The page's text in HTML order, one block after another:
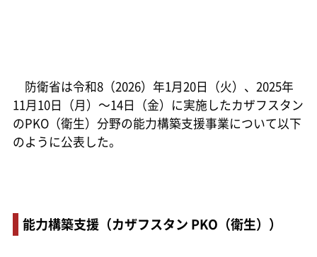
防衛省は令和8（2026）年1月20日（火）、2025年
11月10日（月）～14日（金）に実施したカザフスタン
のPKO（衛生）分野の能力構築支援事業について以下
のように公表した。
能力構築支援（カザフスタン PKO（衛生））